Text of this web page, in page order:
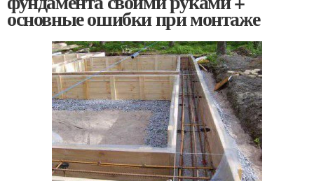
основные ошибки при монтаже